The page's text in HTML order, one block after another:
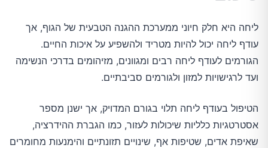
ליחה היא חלק חיוני ממערכת ההגנה הטבעית של הגוף, אך
עודף ליחה יכול להיות מטריד ולהשפיע על איכות החיים.
הגורמים לעודף ליחה רבים ומגוונים, מזיהומים בדרכי הנשימה
ועד לרגישויות למזון ולגורמים סביבתיים.
הטיפול בעודף ליחה תלוי בגורם המדויק, אך ישנן מספר
אסטרטגיות כלליות שיכולות לעזור, כמו הגברת ההידרציה,
שאיפת אדים, שטיפות אף, שינויים תזונתיים והימנעות מחומרים